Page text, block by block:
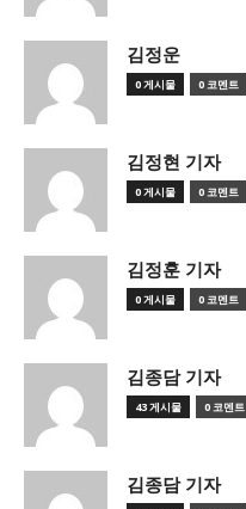
김정운
0 게시물 0 코멘트
김정현 기자
0 게시물 0 코멘트
김정훈 기자
0 게시물 0 코멘트
김종담 기자
43 게시물 0 코멘트
김종담 기자